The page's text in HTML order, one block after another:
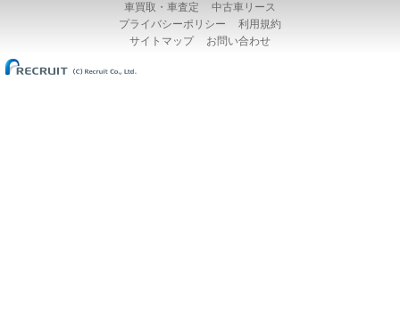
車買取・車査定
中古車リース
プライバシーポリシー
利用規約
サイトマップ
お問い合わせ